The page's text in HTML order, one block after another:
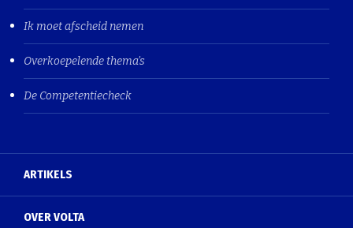
Ik moet afscheid nemen
Overkoepelende thema's
De Competentiecheck
ARTIKELS
OVER VOLTA